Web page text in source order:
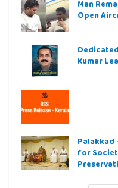
Man
Open
Kumar
Palakkad
for